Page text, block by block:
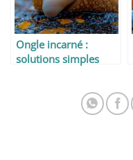
Ongle incarné :
solutions simples
prévenir la douleur